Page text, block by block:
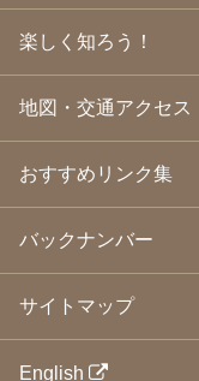
2009年1月(25)
2008年12月 (22)
2008年9月(24)
2008年8月(24)
2008年7月
(23)
2008年6月(23)
2008年5月(21)
2008年4月(22)
2008年1月 (23)
2007年12月(26)
2007年11月
楽しく知ろう！
地図・交通アクセス
おすすめリンク集
バックナンバー
サイトマップ
English